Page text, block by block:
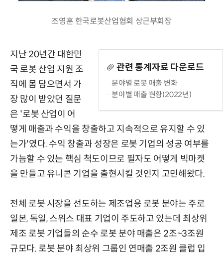
조영훈 한국로봇산업협회 상근부회장
관련 통계자료 다운로드
분야별 로봇 매출 변화
분야별 매출 현황(2022년)
지난 20년간 대한민
국 로봇 산업 지원 조
직에 몸 담으면서 가
장 많이 받았던 질문
은 '로봇 산업이 어
떻게 매출과 수익을 창출하고 지속적으로 유지할 수 있
는가'였다. 수익 창출과 성장은 로봇 기업의 성공 여부를
가늠할 수 있는 핵심 척도이므로 필자도 어떻게 빅마켓
을 만들고 유니콘 기업을 출현시킬 것인지 고민해왔다.
전체 로봇 시장을 선도하는 제조업용 로봇 분야는 주로
일본, 독일, 스위스 대표 기업이 주도하고 있는데 최상위
제조 로봇 기업들의 순수 로봇 분야 매출은 2조~3조원
규모다. 로봇 분야 최상위 그룹인 연매출 2조원 클럽 입